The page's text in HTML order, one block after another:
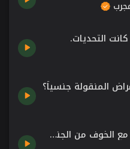
التحديات.
المنقولة جنسياً؟
خمس قواعد للتعامل مع الخوف من الجنس لدى ذوي الاحتياجات الخاصة.